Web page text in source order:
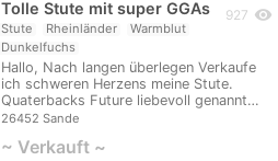
Tolle Stute mit super GGAs
Stute Rheinländer
Warmblut
Dunkelfuchs
Hallo, Nach langen überlegen Verkaufe
ich schweren Herzens meine Stute.
Quaterbacks Future liebevoll genannt…
26452 Sande
927 visibility
~ Verkauft ~